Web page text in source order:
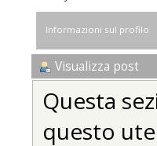
Informazioni sul profilo
Visualizza post
Questa
questo